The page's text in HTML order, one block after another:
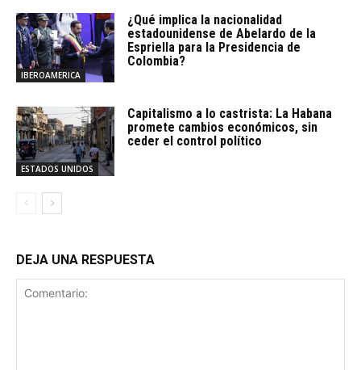
IBEROAMERICA
¿Qué implica la nacionalidad
estadounidense de Abelardo de la
Espriella para la Presidencia de
Colombia?
ESTADOS UNIDOS
Capitalismo a lo castrista: La Habana
promete cambios económicos, sin
ceder el control político
DEJA UNA RESPUESTA